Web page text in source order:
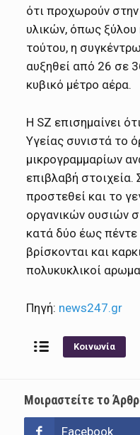
ότι προχωρούν
υλικών, όπως ξύλου
τούτου, η
αυξηθεί από 26 σε
κυβικό μέτρο αέρα.
Η SZ επισημαίνει
Υγείας συνιστά το
μικρογραμμαρίων
επιβλαβή
προστεθεί και το
οργανικών ουσιών
κατά δύο έως
βρίσκονται και
πολυκυκλικοί
Πηγή: news247.gr
Κοινωνία
Μοιραστείτε το
Facebook